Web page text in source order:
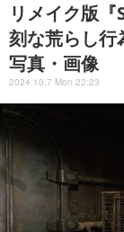
リメイク版
刻な荒らし行
写真・画像
2024.10.7 Mon 22:23